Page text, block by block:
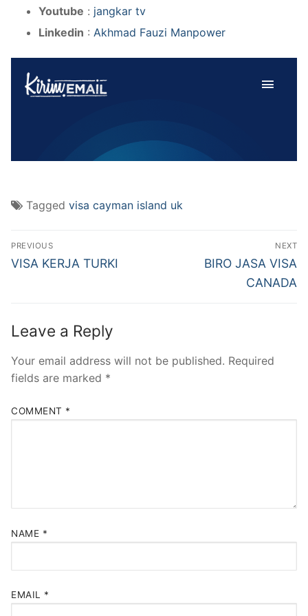
Youtube : jangkar tv
Linkedin : Akhmad Fauzi Manpower
Tagged visa cayman island uk
Post
navigation
PREVIOUS
Previous
VISA KERJA TURKI
NEXT
Next
BIRO JASA VISA
CANADA
Leave a Reply
Your email address will not be published. Required
fields are marked *
COMMENT *
NAME *
EMAIL *